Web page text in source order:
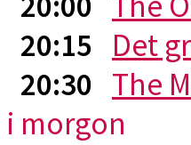
20:15 Det
20:30 The
i morgon